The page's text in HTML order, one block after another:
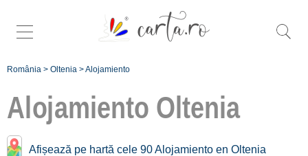
România > Oltenia >Alojamiento
Alojamiento Oltenia
Afișează pe hartă cele 90 Alojamiento en Oltenia
Buscar más